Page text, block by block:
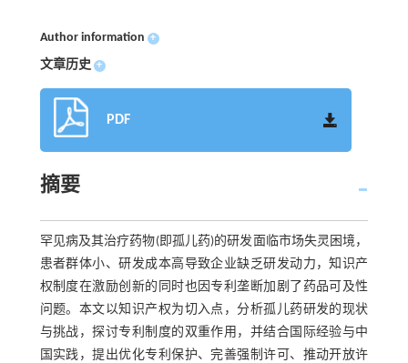
Author information +
文章历史 +
PDF
摘要
罕见病及其治疗药物(即孤儿药)的研发面临市场失灵困境，
患者群体小、研发成本高导致企业缺乏研发动力，知识产
权制度在激励创新的同时也因专利垄断加剧了药品可及性
问题。本文以知识产权为切入点，分析孤儿药研发的现状
与挑战，探讨专利制度的双重作用，并结合国际经验与中
国实践，提出优化专利保护、完善强制许可、推动开放许